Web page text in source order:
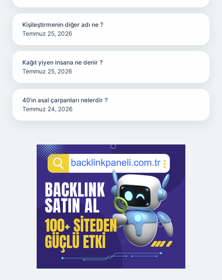
Kişileştirmenin diğer adı ne ?
Temmuz 25, 2026
Kağıt yiyen insana ne denir ?
Temmuz 25, 2026
40’ın asal çarpanları nelerdir ?
Temmuz 24, 2026